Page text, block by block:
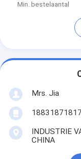
Min. bestelaantal
Mrs. Jia
18831871817
INDUSTRIE
CHINA